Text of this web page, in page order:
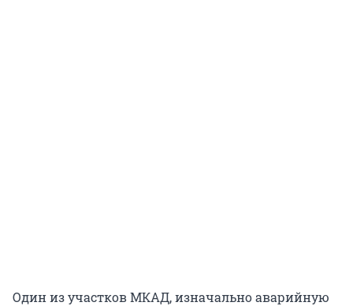
Один из участков МКАД, изначально аварийную